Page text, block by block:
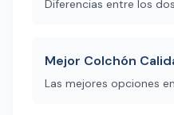
Diferencias entre los
Mejor Colchón
Las mejores opciones